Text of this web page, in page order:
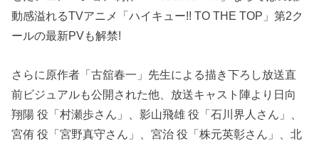
動感溢れるTVアニメ「ハイキュー!! TO THE TOP」第2ク
ールの最新PVも解禁!
さらに原作者「古舘春一」先生による描き下ろし放送直
前ビジュアルも公開された他、放送キャスト陣より日向
翔陽 役「村瀬歩さん」、影山飛雄 役「石川界人さん」、
宮侑 役「宮野真守さん」、宮治 役「株元英彰さん」、北